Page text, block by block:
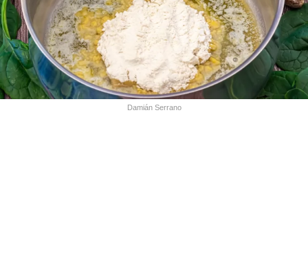
Damián Serrano